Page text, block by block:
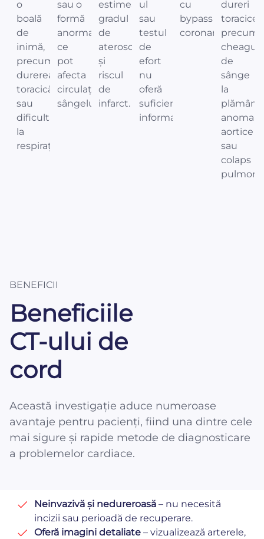
o
boală
de
inimă,
precum
durerea
toracică
sau
dificultatea
la
respirație.
sau o
formă
anormală
ce
pot
afecta
circulația
sângelui.
estimează
gradul
de
ateroscleroză
și
riscul
de
infarct.
ul
sau
testul
de
efort
nu
oferă
suficiente
informații.
cu
bypass
coronarian.
dureri
toracice,
precum
cheaguri
de
sânge
la
plămâni,
anomalii
aortice
sau
colaps
BENEFICII
Beneficiile
CT-ului de
cord
Această investigație aduce numeroase
avantaje pentru pacienți, fiind una dintre cele
mai sigure și rapide metode de diagnosticare
a problemelor cardiace.
Neinvazivă și nedureroasă – nu necesită
incizii sau perioadă de recuperare.
Oferă imagini detaliate – vizualizează arterele,